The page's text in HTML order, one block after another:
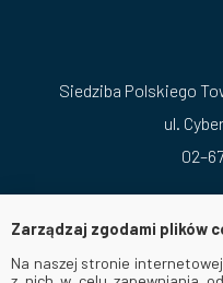
Siedziba Polskiego
ul.
Zarządzaj zgodami plików
Na naszej stronie